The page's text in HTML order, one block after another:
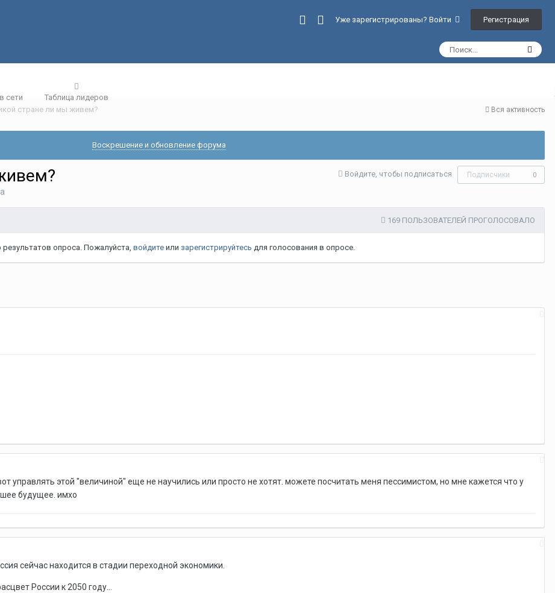
Уже зарегистрированы? Войти Регистрация
сети Таблица лидеров
Вся активность
стране ли мы живем?
Воскрешение и обновление форума
Войдите, чтобы подписаться Подписчики 0
169 ПОЛЬЗОВАТЕЛЕЙ ПРОГОЛОСОВАЛО
опроса. Пожалуйста, войдите или зарегистрируйтесь для голосования в опросе.
управлять этой "величиной" еще не научились или просто не хотят. можете посчитать меня пессимистом, но мне кажется что у
будущее. имхо
сейчас находится в стадии переходной экономики.
России к 2050 году...